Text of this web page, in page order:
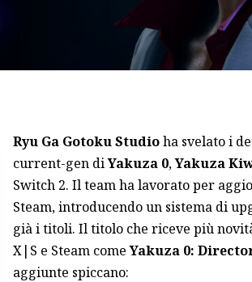
Ryu Ga Gotoku Studioha svelato i
current-gen diYakuza 0,Yakuza
Switch 2. Il team ha lavorato per
Steam, introducendo un sistema di
già i titoli. Il titolo che riceve più
X|S e Steam comeYakuza 0:
aggiunte spiccano: